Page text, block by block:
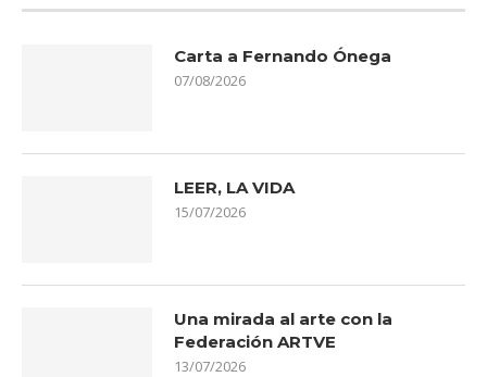
Carta a Fernando Ónega
07/08/2026
LEER, LA VIDA
15/07/2026
Una mirada al arte con la
Federación ARTVE
13/07/2026